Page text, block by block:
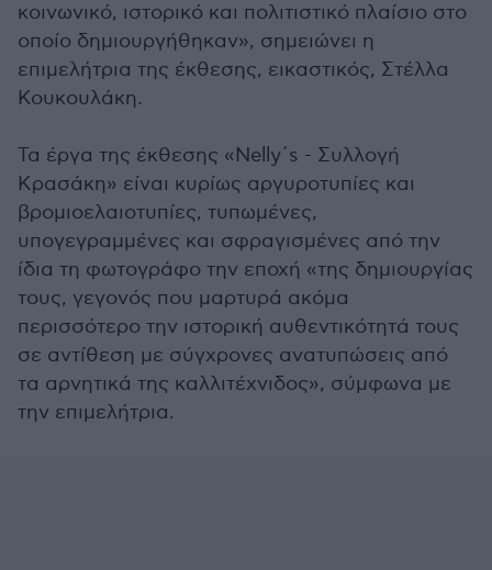
κοινωνικό, ιστορικό και πολιτιστικό πλαίσιο στο
οποίο δημιουργήθηκαν», σημειώνει η
επιμελήτρια της έκθεσης, εικαστικός, Στέλλα
Κουκουλάκη.
Τα έργα της έκθεσης «Nelly΄s - Συλλογή
Κρασάκη» είναι κυρίως αργυροτυπίες και
βρομιοελαιοτυπίες, τυπωμένες,
υπογεγραμμένες και σφραγισμένες από την
ίδια τη φωτογράφο την εποχή «της δημιουργίας
τους, γεγονός που μαρτυρά ακόμα
περισσότερο την ιστορική αυθεντικότητά τους
σε αντίθεση με σύγχρονες ανατυπώσεις από
τα αρνητικά της καλλιτέχνιδος», σύμφωνα με
την επιμελήτρια.